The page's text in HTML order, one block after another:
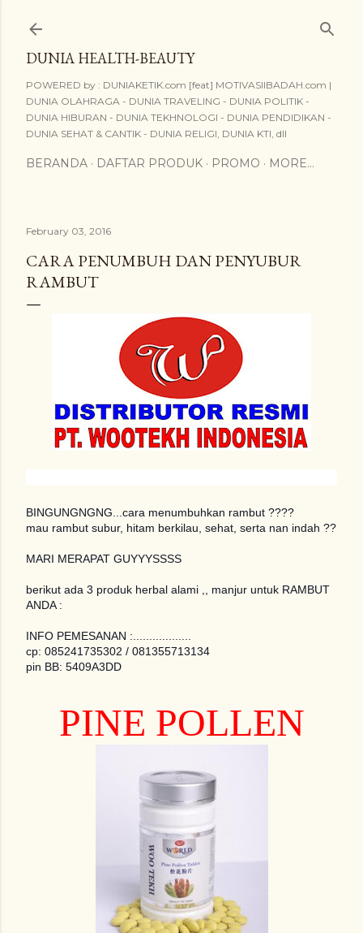
DUNIA HEALTH-BEAUTY
POWERED by : DUNIAKETIK.com [feat] MOTIVASIIBADAH.com |
DUNIA OLAHRAGA - DUNIA TRAVELING - DUNIA POLITIK -
DUNIA HIBURAN - DUNIA TEKHNOLOGI - DUNIA PENDIDIKAN -
DUNIA SEHAT & CANTIK - DUNIA RELIGI, DUNIA KTI, dll
BERANDA DAFTAR PRODUK PROMO MORE…
February 03, 2016
CARA PENUMBUH DAN PENYUBUR
RAMBUT
BINGUNGNGNG...cara menumbuhkan rambut ????
mau rambut subur, hitam berkilau, sehat, serta nan indah ??
MARI MERAPAT GUYYYSSSS
berikut ada 3 produk herbal alami ,, manjur untuk RAMBUT
ANDA :
INFO PEMESANAN :..................
cp: 085241735302 / 081355713134
pin BB: 5409A3DD
PINE POLLEN